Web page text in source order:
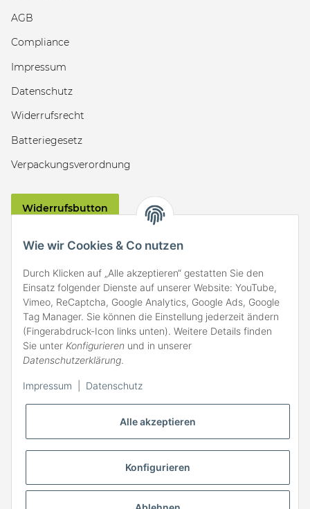
Alle akzeptieren
Konfigurieren
Wie wir Cookies & Co nutzen
Durch Klicken auf „Alle akzeptieren“ gestatten Sie den
Einsatz folgender Dienste auf unserer Website: YouTube,
Vimeo, ReCaptcha, Google Analytics, Google Ads, Google
Tag Manager. Sie können die Einstellung jederzeit ändern
(Fingerabdruck-Icon links unten). Weitere Details finden
Sie unter Konfigurieren und in unserer
Datenschutzerklärung.
Impressum Datenschutz
AGB
Compliance
Impressum
Datenschutz
Widerrufsrecht
Batteriegesetz
Verpackungsverordnung
Widerrufsbutton
ZAHLARTEN